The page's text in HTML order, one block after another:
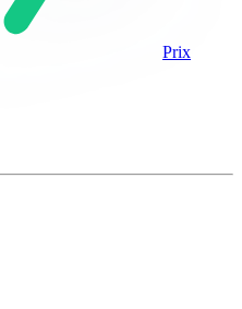
Prix